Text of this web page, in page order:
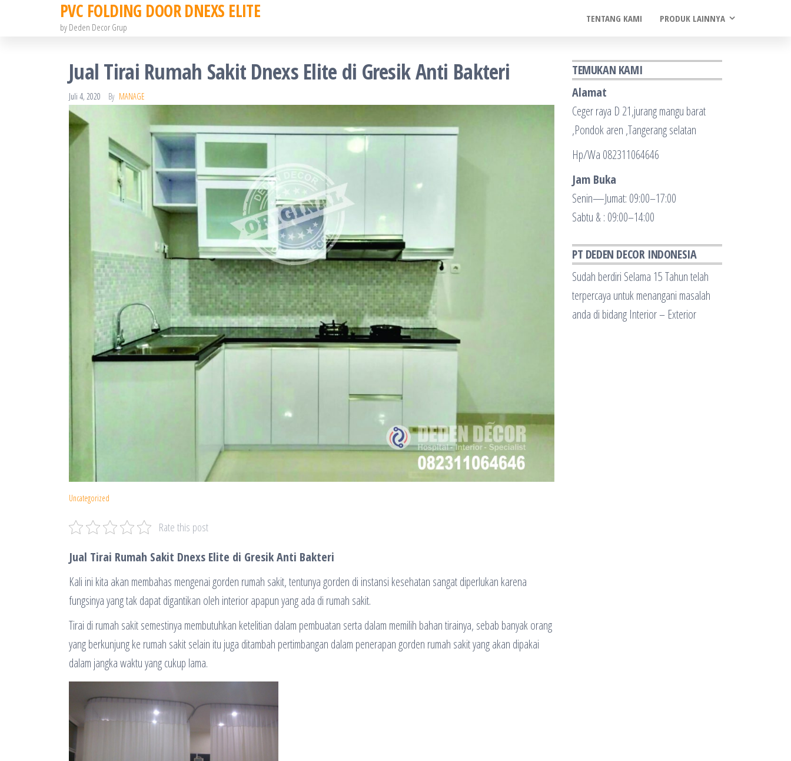
PVC FOLDING DOOR DNEXS ELITE
by Deden Decor Grup
TENTANG KAMI PRODUK LAINNYA
Jual Tirai Rumah Sakit Dnexs Elite di Gresik Anti Bakteri
Juli 4, 2020 By MANAGE
Uncategorized
Rate this post
Jual Tirai Rumah Sakit Dnexs Elite di Gresik Anti Bakteri
Kali ini kita akan membahas mengenai gorden rumah sakit, tentunya gorden di instansi kesehatan sangat diperlukan karena
fungsinya yang tak dapat digantikan oleh interior apapun yang ada di rumah sakit.
Tirai di rumah sakit semestinya membutuhkan ketelitian dalam pembuatan serta dalam memilih bahan tirainya, sebab banyak orang
yang berkunjung ke rumah sakit selain itu juga ditambah pertimbangan dalam penerapan gorden rumah sakit yang akan dipakai
dalam jangka waktu yang cukup lama.
TEMUKAN KAMI
Alamat
Ceger raya D 21,jurang mangu barat
,Pondok aren ,Tangerang selatan
Hp/Wa 082311064646
Jam Buka
Senin—Jumat: 09:00–17:00
Sabtu & : 09:00–14:00
PT DEDEN DECOR INDONESIA
Sudah berdiri Selama 15 Tahun telah
terpercaya untuk menangani masalah
anda di bidang Interior – Exterior